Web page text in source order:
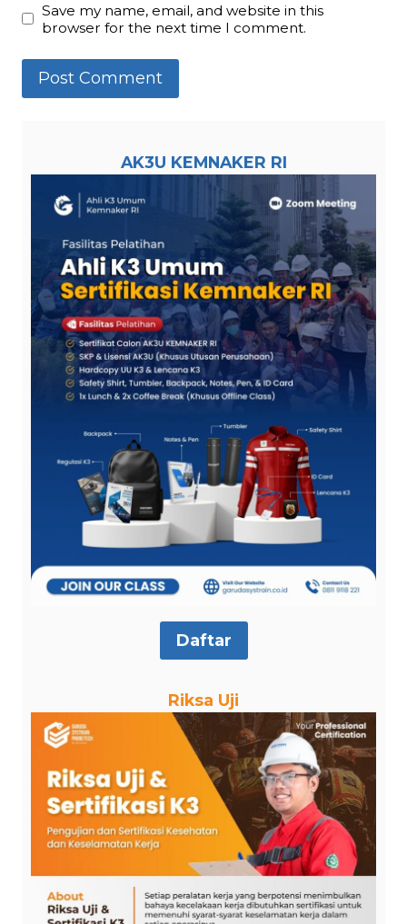
Save my name, email, and website in this
browser for the next time I comment.
AK3U KEMNAKER RI
Daftar
Riksa Uji